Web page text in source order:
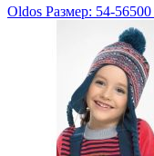
Oldos Размер: 54-56500